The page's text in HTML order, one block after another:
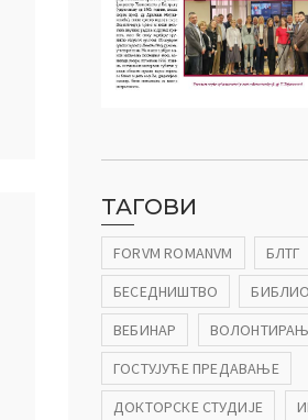
ТАГОВИ
FORVM ROMANVM
БЛТГ
БЕСЕДНИШТВО
ВЕБИНАР
ГОСТУЈУЋЕ ПРЕДАВАЊЕ
ДОКТОРСКЕ СТУДИЈЕ